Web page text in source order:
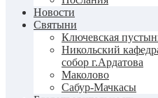
Новости
Святыни
Ключевская
Никольский
собор г.Ардатова
Маколово
Сабур-Мачкасы